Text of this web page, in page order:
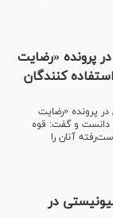
پرونده «رضایت
کنندگان
پرونده «رضایت
دانست و گفت: قوه
آنان را
در